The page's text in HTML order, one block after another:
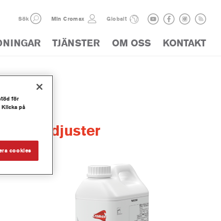
Sök Min Cromax Globalt
TJÄNSTER OM OSS KONTAKT
Adjuster
för
på
cookies